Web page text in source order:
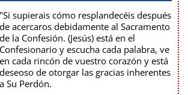
"Si supierais cómo resplandecéis después
de acercaros debidamente al Sacramento
de la Confesión. (Jesús) está en el
Confesionario y escucha cada palabra, ve
en cada rincón de vuestro corazón y está
deseoso de otorgar las gracias inherentes
a Su Perdón.